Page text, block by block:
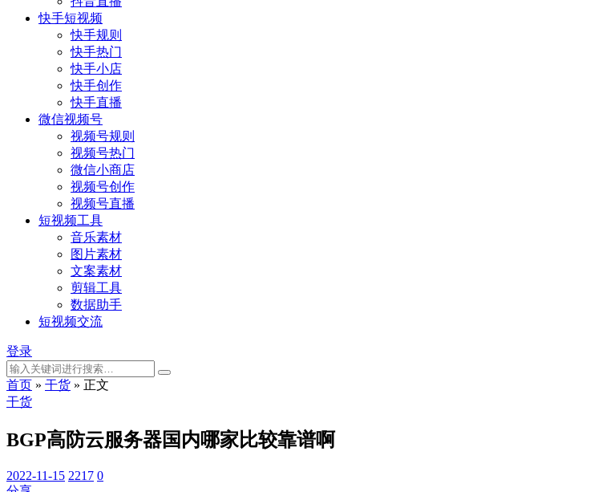
快手短视频
快手规则
快手热门
快手小店
快手创作
快手直播
微信视频号
视频号规则
视频号热门
微信小商店
视频号创作
视频号直播
短视频工具
音乐素材
图片素材
文案素材
剪辑工具
数据助手
短视频交流
登录
首页 » 干货 » 正文
干货
BGP高防云服务器国内哪家比较靠谱啊
2022-11-15 2217 0